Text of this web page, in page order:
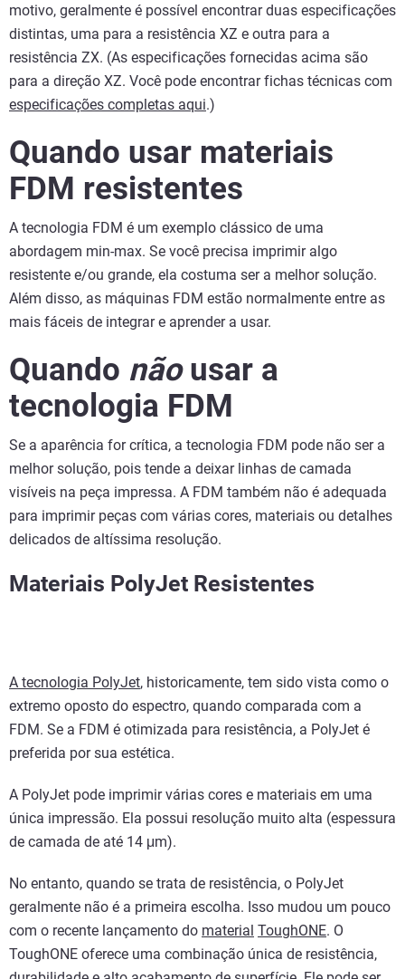
motivo, geralmente é possível encontrar duas especificações
distintas, uma para a resistência XZ e outra para a
resistência ZX. (As especificações fornecidas acima são
para a direção XZ. Você pode encontrar fichas técnicas com
especificações completas aqui.)
Quando usar materiais
FDM resistentes
A tecnologia FDM é um exemplo clássico de uma
abordagem min-max. Se você precisa imprimir algo
resistente e/ou grande, ela costuma ser a melhor solução.
Além disso, as máquinas FDM estão normalmente entre as
mais fáceis de integrar e aprender a usar.
Quando nãousar a
tecnologia FDM
Se a aparência for crítica, a tecnologia FDM pode não ser a
melhor solução, pois tende a deixar linhas de camada
visíveis na peça impressa. A FDM também não é adequada
para imprimir peças com várias cores, materiais ou detalhes
delicados de altíssima resolução.
Materiais PolyJet Resistentes
A tecnologia PolyJet, historicamente, tem sido vista como o
extremo oposto do espectro, quando comparada com a
FDM. Se a FDM é otimizada para resistência, a PolyJet é
preferida por sua estética.
A PolyJet pode imprimir várias cores e materiais em uma
única impressão. Ela possui resolução muito alta (espessura
de camada de até 14 μm).
No entanto, quando se trata de resistência, o PolyJet
geralmente não é a primeira escolha. Isso mudou um pouco
com o recente lançamento do material ToughONE. O
ToughONE oferece uma combinação única de resistência,